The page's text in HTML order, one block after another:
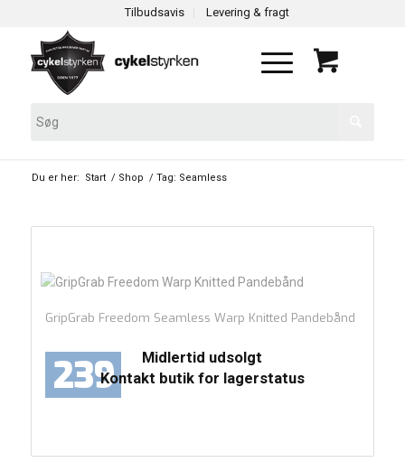
Tilbudsavis Levering & fragt
Du er her: Start / Shop / Tag: Seamless
Midlertid udsolgt
Kontakt butik for lagerstatus
GripGrab Freedom Seamless Warp Knitted Pandebånd
239